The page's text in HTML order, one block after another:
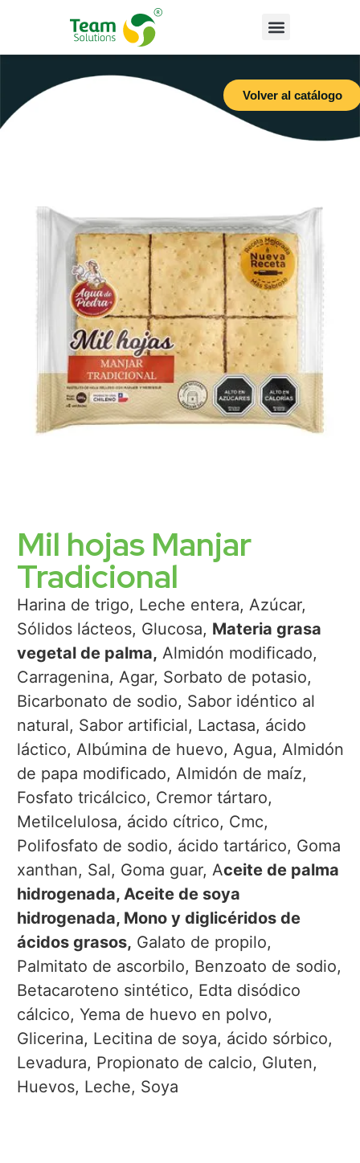
Volver al catálogo
Mil hojas Manjar
Tradicional
Harina de trigo, Leche entera, Azúcar,
Sólidos lácteos, Glucosa, Materia grasa
vegetal de palma, Almidón modificado,
Carragenina, Agar, Sorbato de potasio,
Bicarbonato de sodio, Sabor idéntico al
natural, Sabor artificial, Lactasa, ácido
láctico, Albúmina de huevo, Agua, Almidón
de papa modificado, Almidón de maíz,
Fosfato tricálcico, Cremor tártaro,
Metilcelulosa, ácido cítrico, Cmc,
Polifosfato de sodio, ácido tartárico, Goma
xanthan, Sal, Goma guar, Aceite de palma
hidrogenada, Aceite de soya
hidrogenada, Mono y diglicéridos de
ácidos grasos, Galato de propilo,
Palmitato de ascorbilo, Benzoato de sodio,
Betacaroteno sintético, Edta disódico
cálcico, Yema de huevo en polvo,
Glicerina, Lecitina de soya, ácido sórbico,
Levadura, Propionato de calcio, Gluten,
Huevos, Leche, Soya